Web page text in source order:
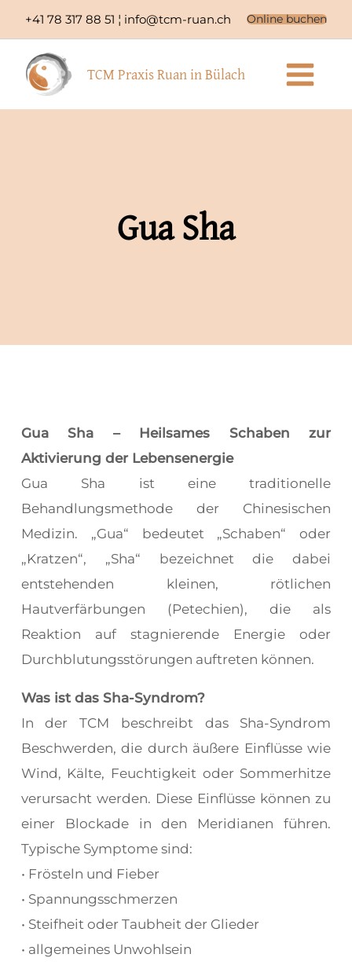
Inhalt
springen
+41 78 317 88 51 ¦ info@tcm-ruan.ch Online buchen
TCM Praxis Ruan in Bülach
Gua Sha
Gua Sha – Heilsames Schaben zur
Aktivierung der Lebensenergie
Gua Sha ist eine traditionelle
Behandlungsmethode der Chinesischen
Medizin. „Gua“ bedeutet „Schaben“ oder
„Kratzen“, „Sha“ bezeichnet die dabei
entstehenden kleinen, rötlichen
Hautverfärbungen (Petechien), die als
Reaktion auf stagnierende Energie oder
Durchblutungsstörungen auftreten können.
Was ist das Sha-Syndrom?
In der TCM beschreibt das Sha-Syndrom
Beschwerden, die durch äußere Einflüsse wie
Wind, Kälte, Feuchtigkeit oder Sommerhitze
verursacht werden. Diese Einflüsse können zu
einer Blockade in den Meridianen führen.
Typische Symptome sind:
• Frösteln und Fieber
• Spannungsschmerzen
• Steifheit oder Taubheit der Glieder
• allgemeines Unwohlsein